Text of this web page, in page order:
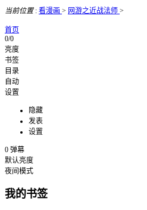
当前位置: 看漫画 > 网游之近战法师 >
首页
0/0
亮度
书签
目录
自动
设置
隐藏
发表
设置
0 弹幕
默认亮度
夜间模式
我的书签